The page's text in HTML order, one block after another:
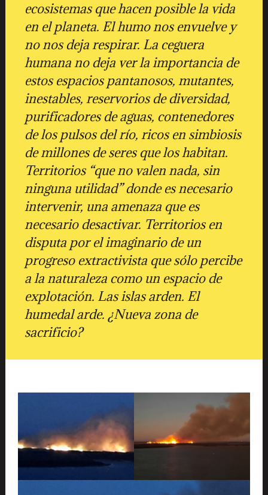
ecosistemas que hacen posible la vida
en el planeta. El humo nos envuelve y
no nos deja respirar. La ceguera
humana no deja ver la importancia de
estos espacios pantanosos, mutantes,
inestables, reservorios de diversidad,
purificadores de aguas, contenedores
de los pulsos del río, ricos en simbiosis
de millones de seres que los habitan.
Territorios “que no valen nada, sin
ninguna utilidad” donde es necesario
intervenir, una amenaza que es
necesario desactivar. Territorios en
disputa por el imaginario de un
progreso extractivista que sólo percibe
a la naturaleza como un espacio de
explotación. Las islas arden. El
humedal arde. ¿Nueva zona de
sacrificio?